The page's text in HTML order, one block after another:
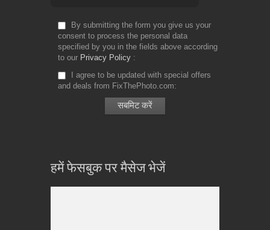
By submitting the form you give us your
consent to process the personal data
specified by you in the fields above according
to our Privacy Policy
I agree to be updated with special offers
and deals from FixThePhoto.com
हमें फेसबुक पर मैसेज भेजें